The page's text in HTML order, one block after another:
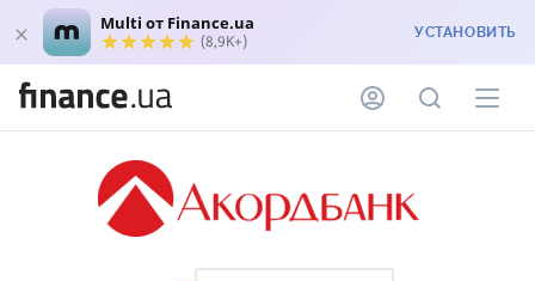
Multi от Finance.ua
(8,9K+) УСТАНОВИТЬ